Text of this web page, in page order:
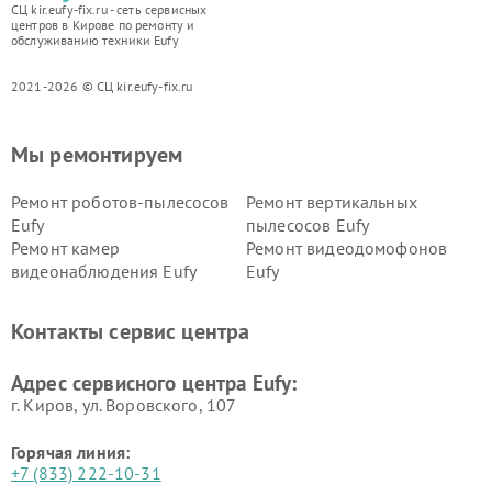
СЦ kir.eufy-fix.ru - сеть сервисных
центров в Кирове по ремонту и
обслуживанию техники Eufy
2021-2026 © СЦ kir.eufy-fix.ru
Мы ремонтируем
Ремонт роботов-пылесосов
Eufy
Ремонт вертикальных
пылесосов Eufy
Ремонт камер
видеонаблюдения Eufy
Ремонт видеодомофонов
Eufy
Контакты сервис центра
Адрес сервисного центра Eufy:
г. Киров, ул. Воровского, 107
Горячая линия:
+7 (833) 222-10-31